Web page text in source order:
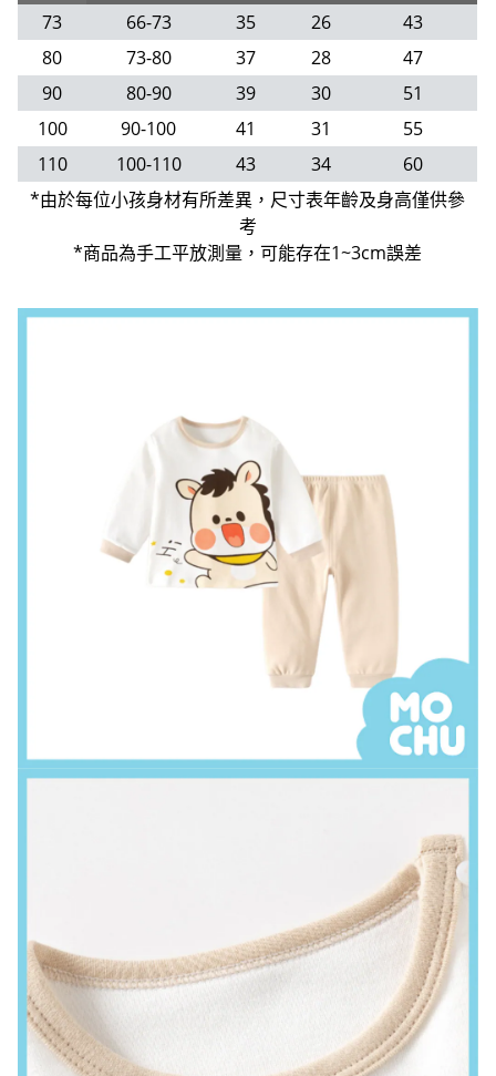
73
66-73 35 26
43
80
73-80 37 28
47
90
80-90 39 30
51
100
90-100 41 31
55
110
100-110 43 34
60
*由於每位小孩身材有所差異，尺寸表年齡及身高僅供參
考
*商品為手工平放測量，可能存在1~3cm誤差